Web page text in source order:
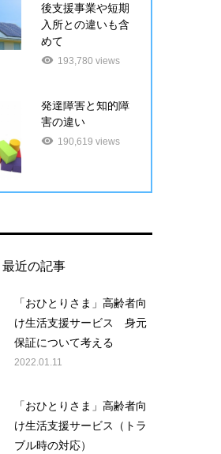
後支援事業や短期
入所との違いも含
めて
193,780 views
発達障害と知的障
害の違い
190,619 views
最近の記事
「おひとりさま」高齢者向
け生活支援サービス 身元
保証について考える
2022.01.11
「おひとりさま」高齢者向
け生活支援サービス（トラ
ブル時の対応）